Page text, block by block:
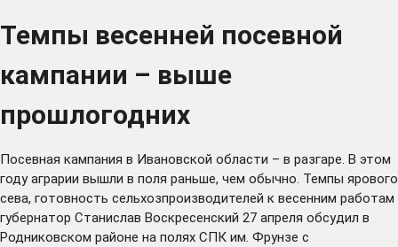
Темпы весенней посевной
кампании – выше
прошлогодних
Посевная кампания в Ивановской области – в разгаре. В этом
году аграрии вышли в поля раньше, чем обычно. Темпы ярового
сева, готовность сельхозпроизводителей к весенним работам
губернатор Станислав Воскресенский 27 апреля обсудил в
Родниковском районе на полях СПК им. Фрунзе с